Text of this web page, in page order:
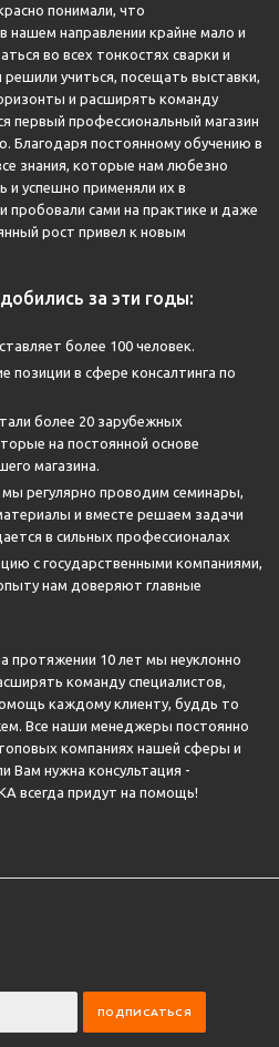
понимали, что
нашем направлении крайне мало и
во всех тонкостях сварки и
решили учиться, посещать выставки,
и расширять команду
первый профессиональный магазин
Благодаря постоянному обучению в
знания, которые нам любезно
и успешно применяли их в
пробовали сами на практике и даже
рост привел к новым
за эти годы:
более 100 человек.
позиции в сфере консалтинга по
более 20 зарубежных
на постоянной основе
магазина.
регулярно проводим семинары,
и вместе решаем задачи
в сильных профессионалах
с государственными компаниями,
нам доверяют главные
протяжении 10 лет мы неуклонно
команду специалистов,
каждому клиенту, буддь то
Все наши менеджеры постоянно
компаниях нашей сферы и
Вам нужна консультация -
всегда придут на помощь!